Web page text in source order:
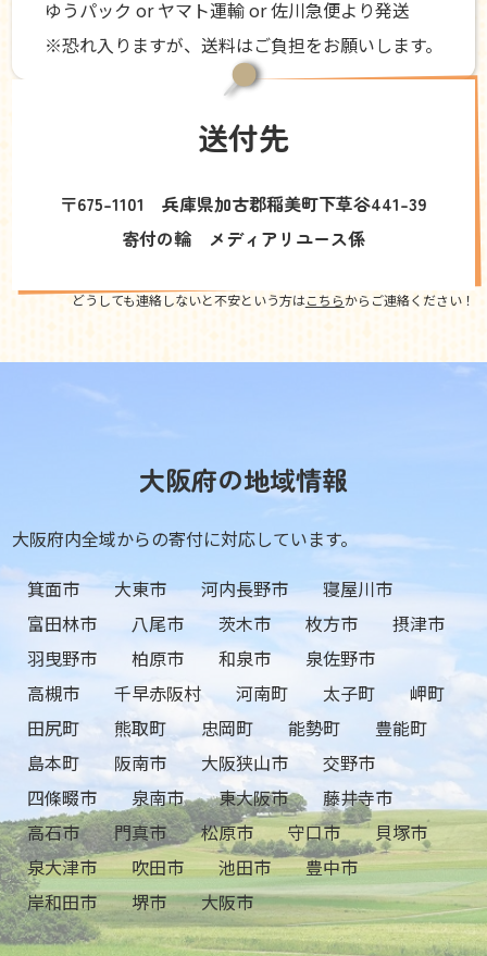
ゆうパック or ヤマト運輸 or 佐川急便より発送
※恐れ入りますが、送料はご負担をお願いします。
送付先
〒675-1101 兵庫県加古郡稲美町下草谷441-39
寄付の輪 メディアリユース係
どうしても連絡しないと不安という方はこちらからご連絡ください！
大阪府の地域情報
大阪府内全域からの寄付に対応しています。
箕面市
大東市 河内長野市
寝屋川市
富田林市
八尾市 茨木市 枚方市
摂津市
羽曳野市
柏原市 和泉市
泉佐野市
高槻市
千早赤阪村 河南町 太子町
岬町
田尻町
熊取町 忠岡町 能勢町
豊能町
島本町
阪南市 大阪狭山市
交野市
四條畷市
泉南市 東大阪市
藤井寺市
高石市
門真市 松原市 守口市
貝塚市
泉大津市
吹田市 池田市
豊中市
岸和田市
堺市 大阪市